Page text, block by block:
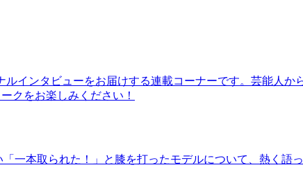
インタビューをお届けする連載コーナーです。芸能人か
クをお楽しみください！
一本取られた！」と膝を打ったモデルについて、熱く語っ